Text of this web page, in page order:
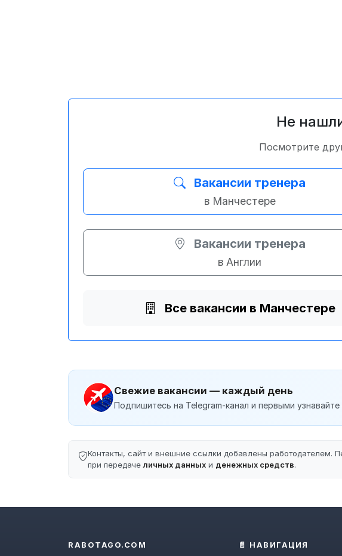
Не
Посмотрите
Вакансии тренера
в Манчестере
Вакансии тренера
в Англии
Все вакансии в Манчестере
Свежие вакансии — каждый день
Подпишитесь на Telegram-канал и первыми
Контакты, сайт и внешние ссылки добавлены работодателем.
при передачеличных данных и денежных средств.
RABOTAGO.COM 📄 НАВИГАЦИЯ